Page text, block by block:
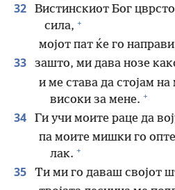
32
Вистинскиот Бог
сила, +
мојот пат ќе го
33 зашто, ми дава нозе
и ме става да стојам
високи за мене. +
34 Ги учи моите раце да
па моите мишки го
лак. +
35 Ти ми го даваш својот